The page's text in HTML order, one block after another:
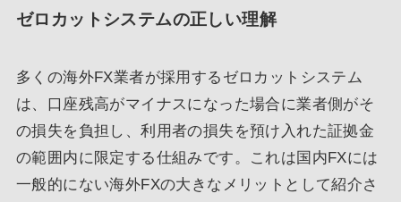
ゼロカットシステムの正しい理解
多くの海外FX業者が採用するゼロカットシステム
は、口座残高がマイナスになった場合に業者側がそ
の損失を負担し、利用者の損失を預け入れた証拠金
の範囲内に限定する仕組みです。これは国内FXには
一般的にない海外FXの大きなメリットとして紹介さ